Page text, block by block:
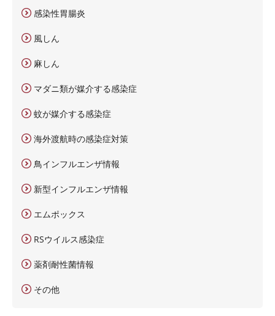
感染性胃腸炎
風しん
麻しん
マダニ類が媒介する感染症
蚊が媒介する感染症
海外渡航時の感染症対策
鳥インフルエンザ情報
新型インフルエンザ情報
エムポックス
RSウイルス感染症
薬剤耐性菌情報
その他